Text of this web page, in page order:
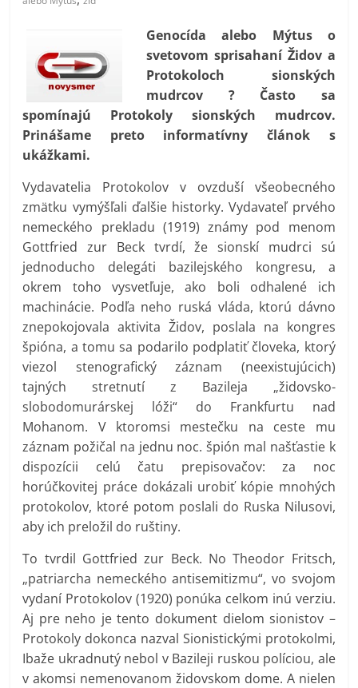
prospívá?
Genocída alebo Mýtus o
svetovom sprisahaní Židov a
Protokoloch sionských
mudrcov ? Často sa
spomínajú Protokoly sionských mudrcov.
Prinášame preto informatívny článok s
ukážkami.
Vydavatelia Protokolov v ovzduší všeobecného
zmätku vymýšľali ďalšie historky. Vydavateľ prvého
nemeckého prekladu (1919) známy pod menom
Gottfried zur Beck tvrdí, že sionskí mudrci sú
jednoducho delegáti bazilejského kongresu, a
okrem toho vysvetľuje, ako boli odhalené ich
machinácie. Podľa neho ruská vláda, ktorú dávno
znepokojovala aktivita Židov, poslala na kongres
špióna, a tomu sa podarilo podplatiť človeka, ktorý
viezol stenografický záznam (neexistujúcich)
tajných stretnutí z Bazileja „židovsko-
slobodomurárskej lóži“ do Frankfurtu nad
Mohanom. V ktoromsi mestečku na ceste mu
záznam požičal na jednu noc. špión mal našťastie k
dispozícii celú čatu prepisovačov: za noc
horúčkovitej práce dokázali urobiť kópie mnohých
protokolov, ktoré potom poslali do Ruska Nilusovi,
aby ich preložil do ruštiny.
To tvrdil Gottfried zur Beck. No Theodor Fritsch,
„patriarcha nemeckého antisemitizmu“, vo svojom
vydaní Protokolov (1920) ponúka celkom inú verziu.
Aj pre neho je tento dokument dielom sionistov –
Protokoly dokonca nazval Sionistickými protokolmi,
Ibaže ukradnutý nebol v Bazileji ruskou políciou, ale
v akomsi nemenovanom židovskom dome. A nielen